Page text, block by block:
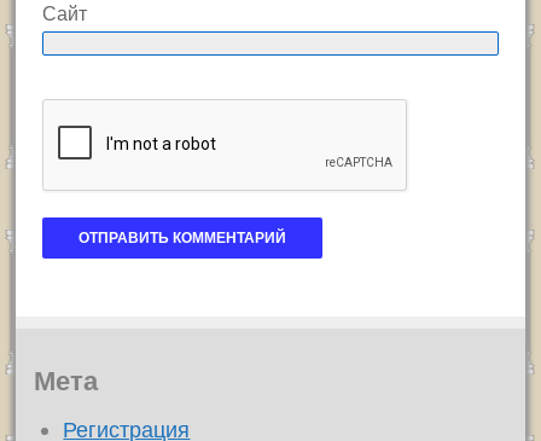
Сайт
Мета
Регистрация